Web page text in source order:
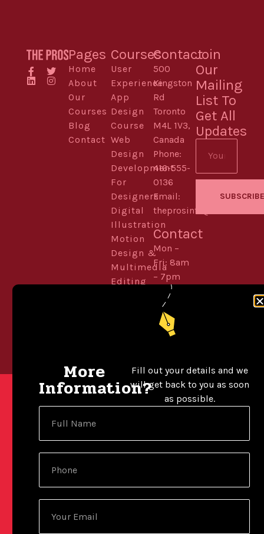
Pages
Home
About
Our
Courses
Blog
Contact
Courses
User
Experience
App
Design
Course
Web
Design
Development
For
Designers
Digital
Illustration
Motion
Design &
Multimedia
Editing
Contact
500
Kingston
Rd
Toronto
M4L 1V3,
Canada
Phone:
416-555-
0136
Email:
theprosinfo@kmail.com
Contact
Mon –
Fri: 8am
– 7pm
Join
Our
Mailing
List To
Get All
Updates
SUBSCRIBE
THE PROS INSTITUTE. LTD © 2026 ALL RIGHTS RESERVED.
BUILT WITH ELEMENTOR
More
Information?
Fill out your details and we
will get back to you as soon
as possible.